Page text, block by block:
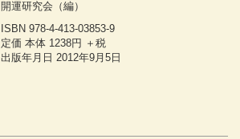
開運研究会 （編）
ISBN 978-4-413-03853-9
定価 本体 1238円 ＋税
出版年月日 2012年9月5日